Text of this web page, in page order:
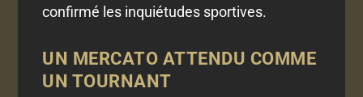
confirmé les inquiétudes sportives.
UN MERCATO ATTENDU COMME
UN TOURNANT